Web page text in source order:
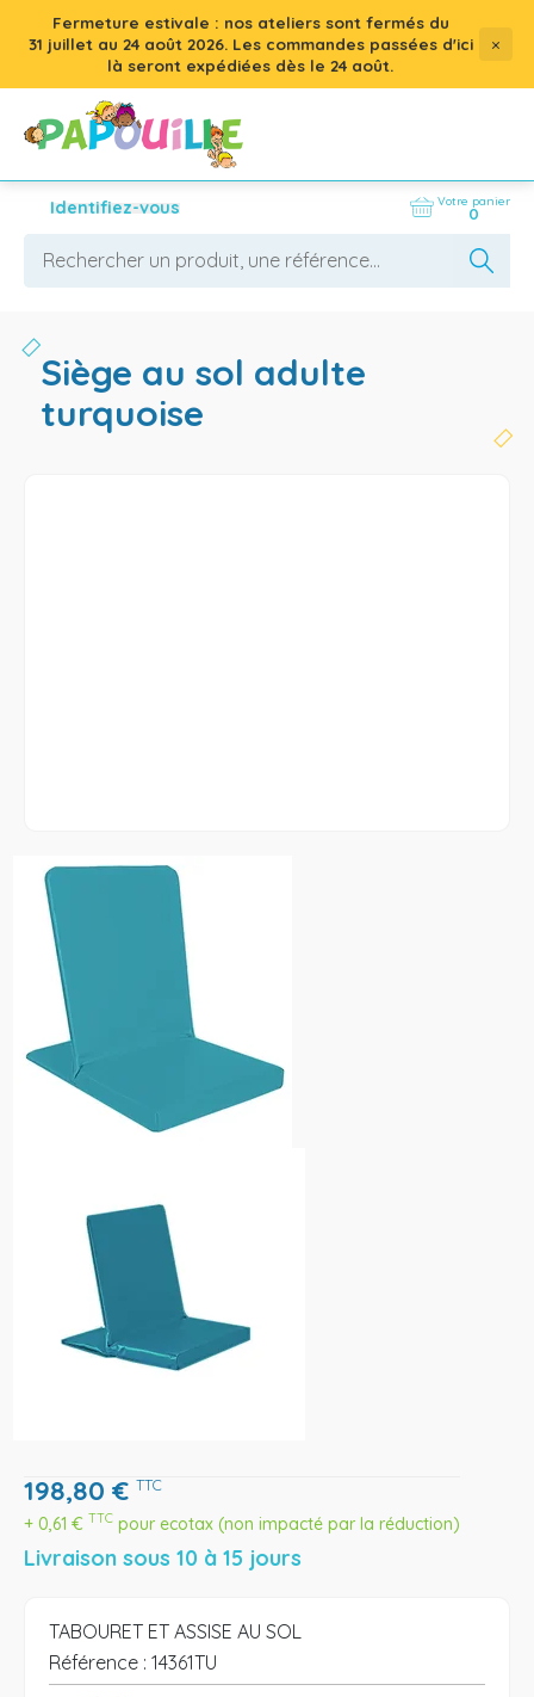
Fermeture estivale : nos ateliers sont fermés du
31 juillet au 24 août 2026. Les commandes passées d'ici
là seront expédiées dès le 24 août.
×
Identifiez-vous Votre panier
0
siège au sol adulte
turquoise
198,80 € TTC
+ 0,61 € TTC pour ecotax (non impacté par la réduction)
Livraison sous 10 à 15 jours
TABOURET ET ASSISE AU SOL
Référence : 14361TU